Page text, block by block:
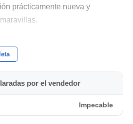
prácticamente nueva y
sin compromiso.
por el vendedor
Impecable